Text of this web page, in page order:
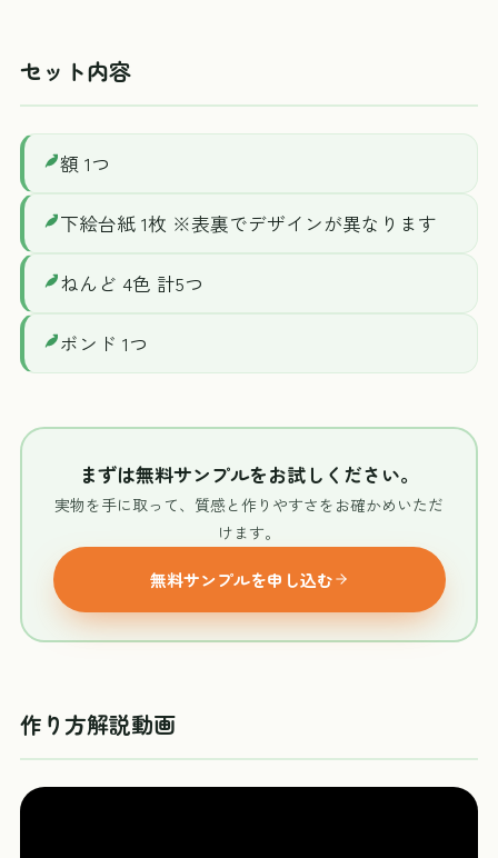
セット内容
額 1つ
下絵台紙 1枚 ※表裏でデザインが異なります
ねんど 4色 計5つ
ボンド 1つ
まずは無料サンプルをお試しください。
実物を手に取って、質感と作りやすさをお確かめいただ
けます。
無料サンプルを申し込む
作り方解説動画